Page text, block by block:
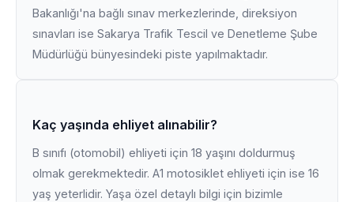
Bakanlığı'na bağlı sınav merkezlerinde, direksiyon
sınavları ise Sakarya Trafik Tescil ve Denetleme Şube
Müdürlüğü bünyesindeki piste yapılmaktadır.
Kaç yaşında ehliyet alınabilir?
B sınıfı (otomobil) ehliyeti için 18 yaşını doldurmuş
olmak gerekmektedir. A1 motosiklet ehliyeti için ise 16
yaş yeterlidir. Yaşa özel detaylı bilgi için bizimle